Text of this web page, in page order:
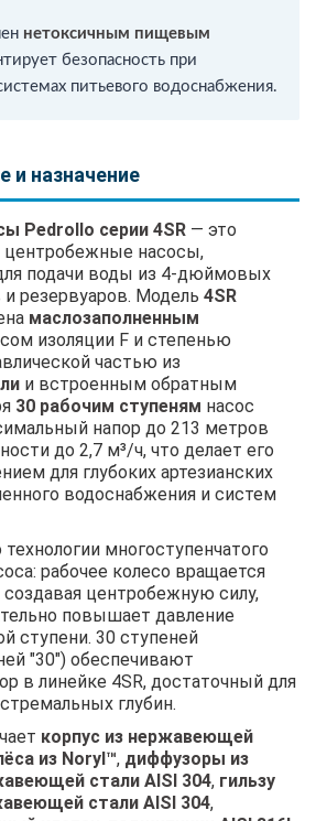
нетоксичным пищевым
безопасность при
питьевого водоснабжения.
и назначение
Pedrollo серии 4SR — это
центробежные насосы,
подачи воды из 4-дюймовых
резервуаров. Модель 4SR
маслозаполненным
изоляции F и степенью
частью из
и встроенным обратным
30 рабочим ступеням насос
напор до 213 метров
до 2,7 м³/ч, что делает его
для глубоких артезианских
водоснабжения и систем
многоступенчатого
рабочее колесо вращается
центробежную силу,
повышает давление
ступени. 30 ступеней
"30") обеспечивают
в линейке 4SR, достаточный для
глубин.
корпус из нержавеющей
из Noryl™, диффузоры из
стали AISI 304, гильзу
стали AISI 304,